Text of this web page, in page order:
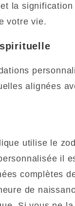
la
votre vie.
alignées
utilise le
il
complètes
de